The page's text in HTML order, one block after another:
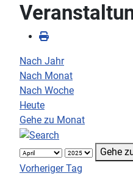
Nach Jahr
Nach Monat
Nach Woche
Heute
Gehe zu Monat
Gehe
Vorheriger Tag